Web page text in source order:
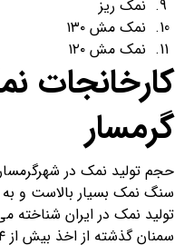
نمک ریز
نمک مش ۱۳۰
نمک مش ۱۲۰
کارخانجات
گرمسار
حجم تولید نمک در
سنگ نمک بسیار بالاست و
تولید نمک در ایران